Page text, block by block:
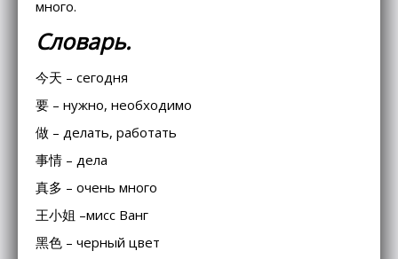
много.
Словарь.
今天 – сегодня
要 – нужно, необходимо
做 – делать, работать
事情 – дела
真多 – очень много
王小姐 –мисс Ванг
黑色 – черный цвет